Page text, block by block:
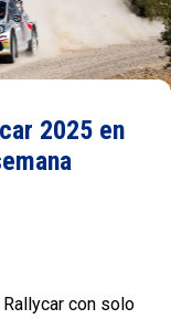
2025 en
con solo